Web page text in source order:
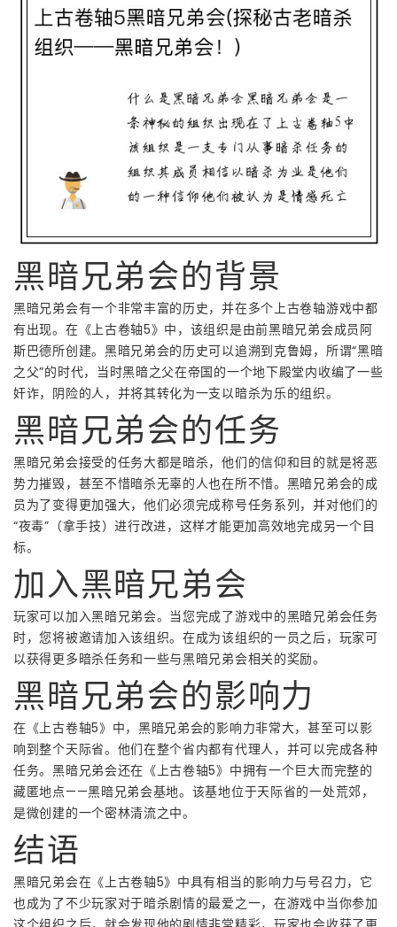
黑暗兄弟会的背景
黑暗兄弟会有一个非常丰富的历史，并在多个上古卷轴游戏中都
有出现。在《上古卷轴5》中，该组织是由前黑暗兄弟会成员阿
斯巴德所创建。黑暗兄弟会的历史可以追溯到克鲁姆，所谓“黑暗
之父”的时代，当时黑暗之父在帝国的一个地下殿堂内收编了一些
奸诈，阴险的人，并将其转化为一支以暗杀为乐的组织。
黑暗兄弟会的任务
黑暗兄弟会接受的任务大都是暗杀，他们的信仰和目的就是将恶
势力摧毁，甚至不惜暗杀无辜的人也在所不惜。黑暗兄弟会的成
员为了变得更加强大，他们必须完成称号任务系列，并对他们的
“夜毒”（拿手技）进行改进，这样才能更加高效地完成另一个目
标。
加入黑暗兄弟会
玩家可以加入黑暗兄弟会。当您完成了游戏中的黑暗兄弟会任务
时，您将被邀请加入该组织。在成为该组织的一员之后，玩家可
以获得更多暗杀任务和一些与黑暗兄弟会相关的奖励。
黑暗兄弟会的影响力
在《上古卷轴5》中，黑暗兄弟会的影响力非常大，甚至可以影
响到整个天际省。他们在整个省内都有代理人，并可以完成各种
任务。黑暗兄弟会还在《上古卷轴5》中拥有一个巨大而完整的
藏匿地点——黑暗兄弟会基地。该基地位于天际省的一处荒郊，
是微创建的一个密林清流之中。
结语
黑暗兄弟会在《上古卷轴5》中具有相当的影响力与号召力，它
也成为了不少玩家对于暗杀剧情的最爱之一，在游戏中当你参加